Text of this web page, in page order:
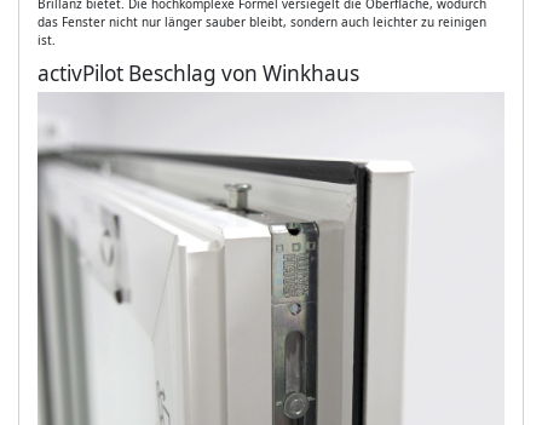
das Fenster nicht nur länger sauber bleibt, sondern auch leichter zu reinigen
ist.
activPilot Beschlag von Winkhaus